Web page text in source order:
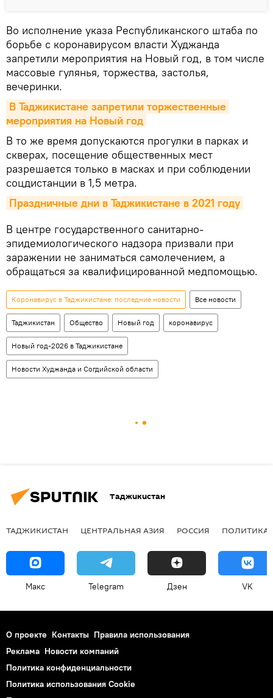
Во исполнение указа Республиканского штаба по
борьбе с коронавирусом власти Худжанда
запретили мероприятия на Новый год, в том числе
массовые гулянья, торжества, застолья,
вечеринки.
В Таджикистане запретили торжественные
мероприятия на Новый год
В то же время допускаются прогулки в парках и
скверах, посещение общественных мест
разрешается только в масках и при соблюдении
соцдистанции в 1,5 метра.
Праздничные дни в Таджикистане в 2021 году
В центре государственного санитарно-
эпидемиологического надзора призвали при
заражении не заниматься самолечением, а
обращаться за квалифицированной медпомощью.
Коронавирус в Таджикистане: последние новости Все новости
Таджикистан Общество Новый год коронавирус
Новый год-2026 в Таджикистане
Новости Худжанда и Согдийской области
Таджикистан
ТАДЖИКИСТАН ЦЕНТРАЛЬНАЯ АЗИЯ РОССИЯ ПОЛИТИКА
Макс Telegram Дзен VK
О проекте Контакты Правила использования
Реклама Новости компаний
Политика конфиденциальности
Политика использования Cookie